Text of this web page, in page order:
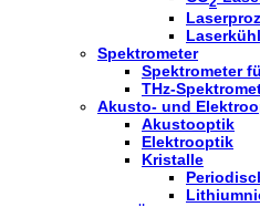
Spektrometer
Spektrometer
THz-
Akusto- und
Akustooptik
Elektrooptik
Kristalle